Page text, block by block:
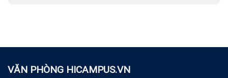
VĂN PHÒNG HICAMPUS.VN